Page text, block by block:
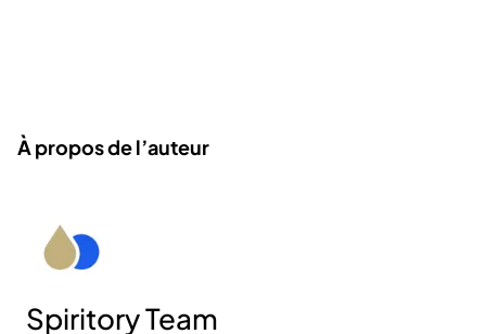
À propos de l’auteur
Spiritory Team